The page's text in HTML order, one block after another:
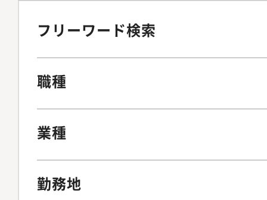
フリーワード検索
職種
業種
勤務地